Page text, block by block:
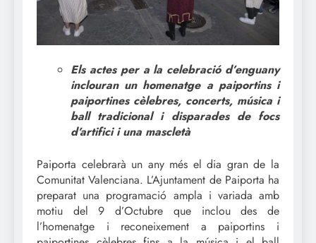
Els actes per a la celebració d’enguany
inclouran un homenatge a paiportins i
paiportines cèlebres, concerts, música i
ball tradicional i disparades de focs
d’artifici i una mascletà
Paiporta celebrarà un any més el dia gran de la
Comunitat Valenciana. L’Ajuntament de Paiporta ha
preparat una programació ampla i variada amb
motiu del 9 d’Octubre que inclou des de
l’homenatge i reconeixement a paiportins i